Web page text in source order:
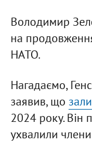
Володимир
на
НАТО.
Нагадаємо,
заявив, що
2024 року. Він
ухвалили